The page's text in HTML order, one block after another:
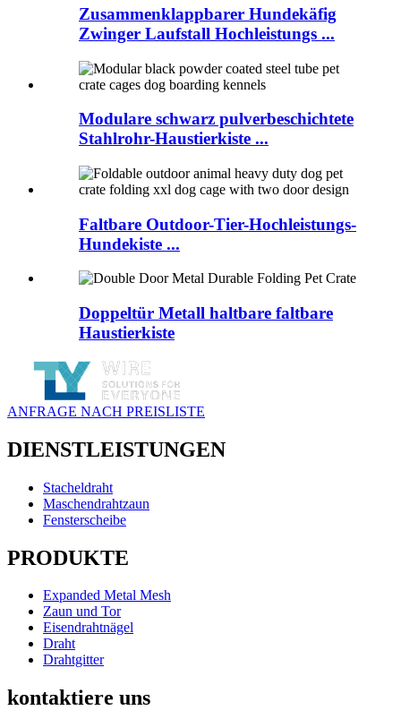
Zusammenklappbarer Hundekäfig
Zwinger Laufstall Hochleistungs ...
Modulare schwarz pulverbeschichtete
Stahlrohr-Haustierkiste ...
Faltbare Outdoor-Tier-Hochleistungs-
Hundekiste ...
Doppeltür Metall haltbare faltbare
Haustierkiste
ANFRAGE NACH PREISLISTE
DIENSTLEISTUNGEN
Stacheldraht
Maschendrahtzaun
Fensterscheibe
PRODUKTE
Expanded Metal Mesh
Zaun und Tor
Eisendrahtnägel
Draht
Drahtgitter
kontaktiere uns